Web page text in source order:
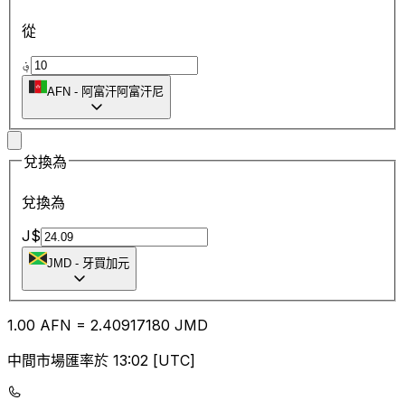
從
؋
AFN - 阿富汗阿富汗尼
兌換為
兌換為
J$
JMD - 牙買加元
1.00 AFN = 2.40917180 JMD
中間市場匯率於 13:02 [UTC]